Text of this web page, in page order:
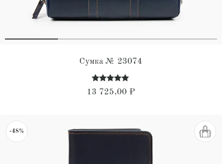
Сумка № 23074
Оценка
5.00
13 725,00 ₽
-48%